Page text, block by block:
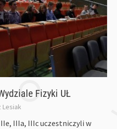
Fizyki UŁ
Lesiak
IIIa, IIIc uczestniczyli w